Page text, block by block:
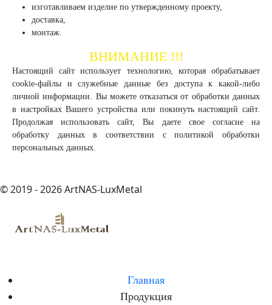
изготавливаем изделие по утвержденному проекту,
доставка,
монтаж.
ВНИМАНИЕ !!!
Настоящий сайт использует технологию, которая обрабатывает
cookie-файлы и служебные данные без доступа к какой-либо
личной информации. Вы можете отказаться от обработки данных
в настройках Вашего устройства или покинуть настоящий сайт.
Продолжая использовать сайт, Вы даете свое согласие на
обработку данных в соответствии с политикой обработки
персональных данных.
© 2019 - 2026 ArtNAS-LuxMetal
Главная
Продукция